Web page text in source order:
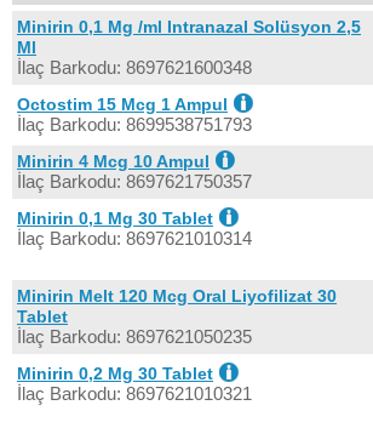
Minirin 0,1 Mg /ml Intranazal Solüsyon 2,5
Ml
İlaç Barkodu: 8697621600348
Octostim 15 Mcg 1 Ampul
İlaç Barkodu: 8699538751793
Minirin 4 Mcg 10 Ampul
İlaç Barkodu: 8697621750357
Minirin 0,1 Mg 30 Tablet
İlaç Barkodu: 8697621010314
Minirin Melt 120 Mcg Oral Liyofilizat 30
Tablet
İlaç Barkodu: 8697621050235
Minirin 0,2 Mg 30 Tablet
İlaç Barkodu: 8697621010321